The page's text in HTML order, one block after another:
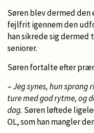
Søren blev dermed
fejlfrit igennem den
han sikrede sig
seniorer.
Søren fortalte efter
–Jeg synes, hun sprang
ture med god rytme, og
dag. Søren løftede
OL, som han mangler